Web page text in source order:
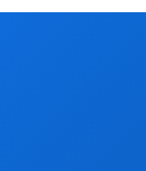
ЦЫПЛЯТА",НЕ